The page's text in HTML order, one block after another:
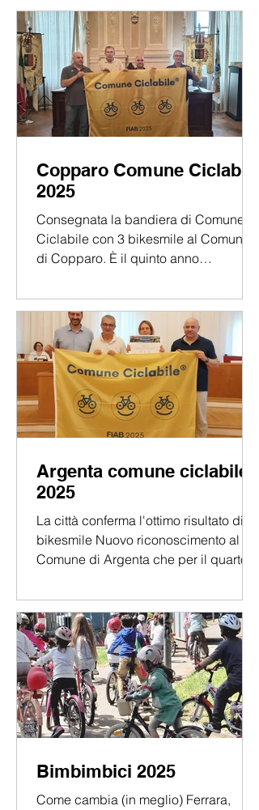
2026, l’Università di Ferrara promuove
il Bike Day 2026, una giornata
dedicata alla mobilità attiva e
sostenibile, con particolare attenzione
al tragitto casa-lavoro e casa-studio. Il
programma prevede un convegno al
Polo Scientifico Tecnologico (via
al Polo Chimico Bio Medico (via Luigi
Bors
Copparo Comune Ciclabile
2025
Consegnata la bandiera di Comune
Ciclabile con 3 bikesmile al Comune
di Copparo. È il quinto anno
Argenta comune ciclabile
2025
La città conferma l'ottimo risultato di 3
bikesmile Nuovo riconoscimento al
Comune di Argenta che per il quarto
Bimbimbici 2025
Come cambia (in meglio) Ferrara,